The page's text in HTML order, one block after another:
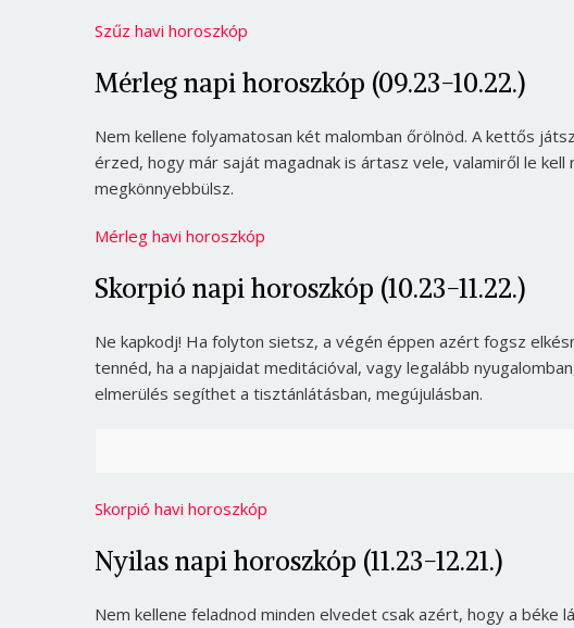
Szűz havi horoszkóp
Mérleg napi horoszkóp (09.23-10.22.)
Nem kellene folyamatosan két malomban őrölnöd. A kettős
érzed, hogy már saját magadnak is ártasz vele, valamiről le
megkönnyebbülsz.
Mérleg havi horoszkóp
Skorpió napi horoszkóp (10.23-11.22.)
Ne kapkodj! Ha folyton sietsz, a végén éppen azért fogsz
tennéd, ha a napjaidat meditációval, vagy legalább
elmerülés segíthet a tisztánlátásban, megújulásban.
Skorpió havi horoszkóp
Nyilas napi horoszkóp (11.23-12.21.)
Nem kellene feladnod minden elvedet csak azért, hogy a béke